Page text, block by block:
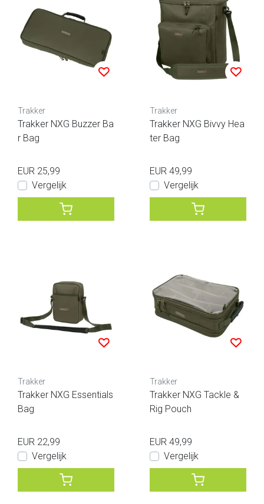
Trakker
Trakker NXG Buzzer Ba
r Bag
EUR 25,99
Vergelijk
Trakker
Trakker NXG Bivvy Hea
ter Bag
EUR 49,99
Vergelijk
Trakker
Trakker NXG Essentials
Bag
EUR 22,99
Vergelijk
Trakker
Trakker NXG Tackle &
Rig Pouch
EUR 49,99
Vergelijk